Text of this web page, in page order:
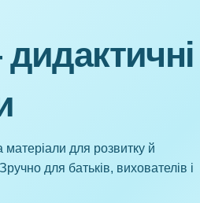
матеріали для розвитку й
для батьків, вихователів і